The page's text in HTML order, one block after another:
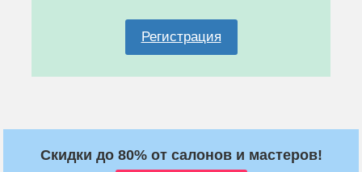
Регистрация
Скидки до 80% от салонов и мастеров!